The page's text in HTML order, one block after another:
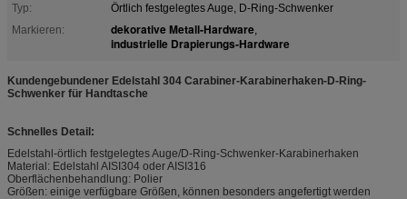
Typ:
Örtlich festgelegtes Auge, D-Ring-Schwenker
Markieren:
dekorative Metall-Hardware,
industrielle Drapierungs-Hardware
Kundengebundener Edelstahl 304 Carabiner-Karabinerhaken-D-Ring-
Schwenker für Handtasche
Schnelles Detail:
Edelstahl-örtlich festgelegtes Auge/D-Ring-Schwenker-Karabinerhaken
Material: Edelstahl AISI304 oder AISI316
Oberflächenbehandlung: Polier
Größen: einige verfügbare Größen, können besonders angefertigt werden